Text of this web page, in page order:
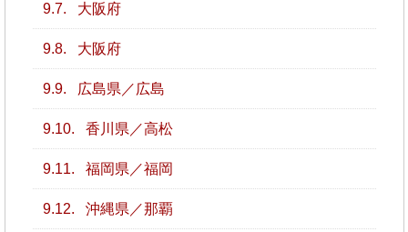
9.7. 大阪府
9.8. 大阪府
9.9. 広島県／広島
9.10. 香川県／高松
9.11. 福岡県／福岡
9.12. 沖縄県／那覇